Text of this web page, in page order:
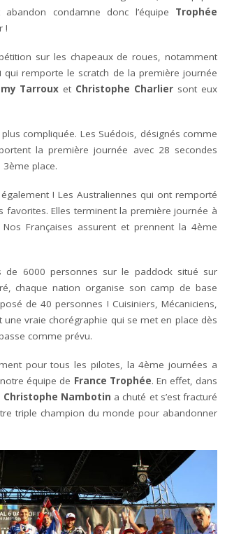
condamne donc l’équipe Trophée
!
sur les chapeaux de roues, notamment
qui remporte le scratch de la première journée
Tarroux et Christophe Charlier sont eux
plus compliquée. Les Suédois, désignés comme
la première journée avec 28 secondes
3ème place.
! Les Australiennes qui ont remporté
Elles terminent la première journée à
Françaises assurent et prennent la 4ème
6000 personnes sur le paddock situé sur
chaque nation organise son camp de base
de 40 personnes ! Cuisiniers, Mécaniciens,
une vraie chorégraphie qui se met en place dès
comme prévu.
pour tous les pilotes, la 4ème journées a
équipe de France Trophée. En effet, dans
Christophe Nambotin a chuté et s’est fracturé
triple champion du monde pour abandonner